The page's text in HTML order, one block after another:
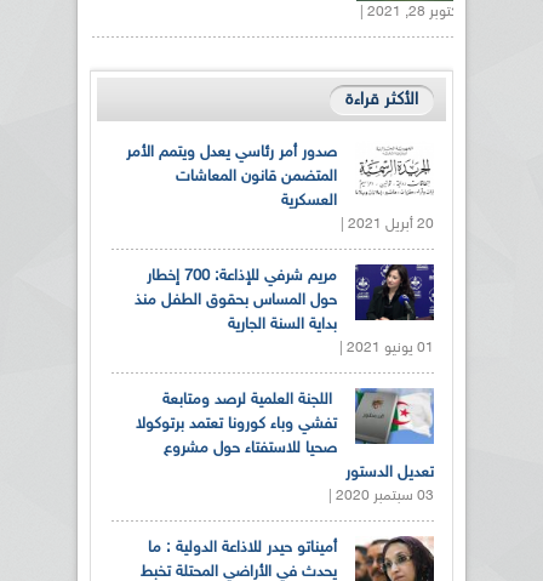
أكتوبر 28, 2021 |
الأكثر قراءة
صدور أمر رئاسي يعدل ويتمم الأمر
المتضمن قانون المعاشات
العسكرية
20 أبريل 2021 |
مريم شرفي للإذاعة: 700 إخطار
حول المساس بحقوق الطفل منذ
بداية السنة الجارية
01 يونيو 2021 |
اللجنة العلمية لرصد ومتابعة
تفشي وباء كورونا تعتمد برتوكولا
صحيا للاستفتاء حول مشروع
تعديل الدستور
03 سبتمبر 2020 |
أميناتو حيدر للاذاعة الدولية : ما
يحدث في الأراضي المحتلة تخبط